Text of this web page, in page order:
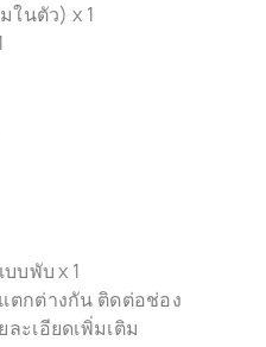
ในตัว) x 1
บพับ x 1
ตกต่างกัน ติดต่อช่อง
ะเอียดเพิ่มเติม